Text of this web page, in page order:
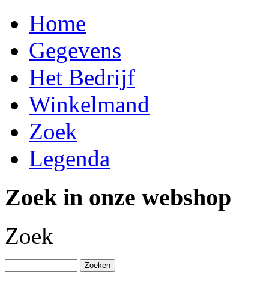
Home
Gegevens
Het Bedrijf
Winkelmand
Zoek
Legenda
Zoek in onze webshop
Zoek